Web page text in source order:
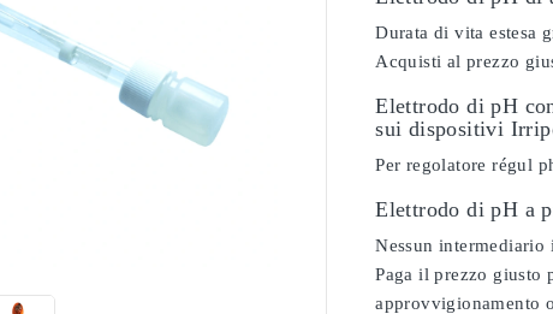
Durata di vita estesa
Acquisti al prezzo
Elettrodo di pH
sui dispositivi
Per regolatore régul
Elettrodo di pH a
Nessun
Paga il prezzo giusto
approvvigionamento